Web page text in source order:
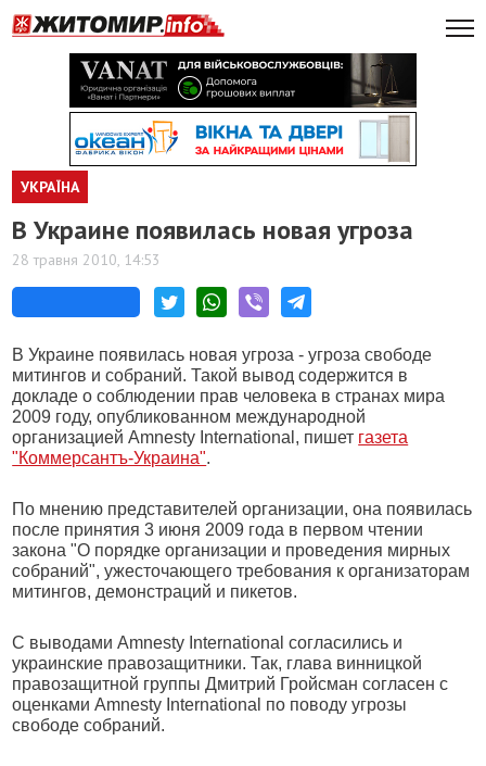
УКРАЇНА
В Украине появилась новая угроза
28 травня 2010, 14:53
В Украине появилась новая угроза - угроза свободе
митингов и собраний. Такой вывод содержится в
докладе о соблюдении прав человека в странах мира
2009 году, опубликованном международной
организацией Amnesty International, пишет газета
"Коммерсантъ-Украина".
По мнению представителей организации, она появилась
после принятия 3 июня 2009 года в первом чтении
закона "О порядке организации и проведения мирных
собраний", ужесточающего требования к организаторам
митингов, демонстраций и пикетов.
С выводами Amnesty International согласились и
украинские правозащитники. Так, глава винницкой
правозащитной группы Дмитрий Гройсман согласен с
оценками Amnesty International по поводу угрозы
свободе собраний.